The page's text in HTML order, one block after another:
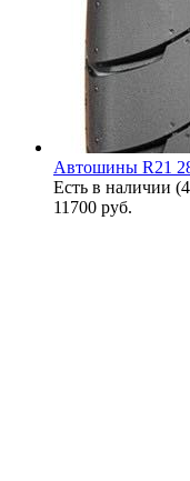
Автошины R21
Есть в наличии
11700 руб.